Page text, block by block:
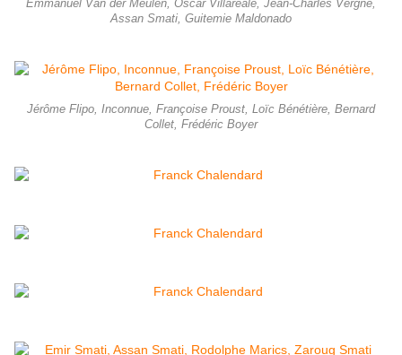
Emmanuel Van der Meulen, Oscar Villareale, Jean-Charles Vergne,
Assan Smati, Guitemie Maldonado
Jérôme Flipo, Inconnue, Françoise Proust, Loïc Bénétière, Bernard
Collet, Frédéric Boyer